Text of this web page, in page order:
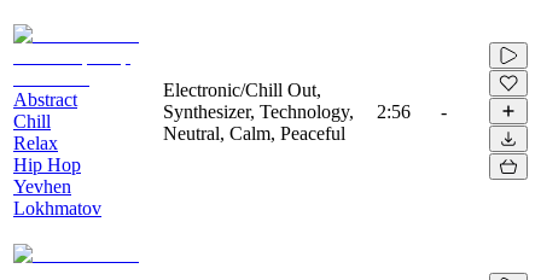
Abstract
Chill
Relax
Hip Hop
Yevhen
Lokhmatov
Electronic/Chill Out,
Synthesizer, Technology,
Neutral, Calm, Peaceful
2:56 -